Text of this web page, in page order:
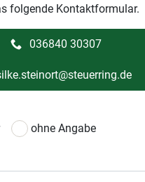
folgende Kontaktformular.
036840 30307
ohne Angabe